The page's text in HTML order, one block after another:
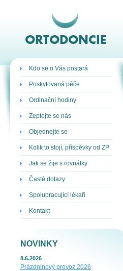
Kdo se o Vás postará
Poskytovaná péče
Ordinační hodiny
Zeptejte se nás
Objednejte se
Kolik to stojí, příspěvky od ZP
Jak se žije s rovnátky
Časté dotazy
Spolupracující lékaři
Kontakt
NOVINKY
8.6.2026
Prázdninový provoz 2026